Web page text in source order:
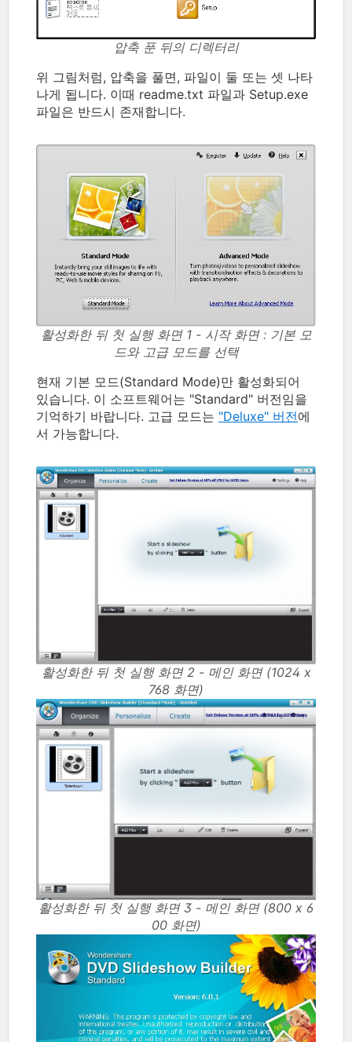
압축 푼 뒤의 디렉터리
위 그림처럼, 압축을 풀면, 파일이 둘 또는 셋 나타
나게 됩니다. 이때 readme.txt 파일과 Setup.exe
파일은 반드시 존재합니다.
활성화한 뒤 첫 실행 화면 1 - 시작 화면 : 기본 모
드와 고급 모드를 선택
현재 기본 모드(Standard Mode)만 활성화되어
있습니다. 이 소프트웨어는 "Standard" 버전임을
기억하기 바랍니다. 고급 모드는 "Deluxe" 버전에
서 가능합니다.
활성화한 뒤 첫 실행 화면 2 - 메인 화면 (1024 x
768 화면)
활성화한 뒤 첫 실행 화면 3 - 메인 화면 (800 x 6
00 화면)